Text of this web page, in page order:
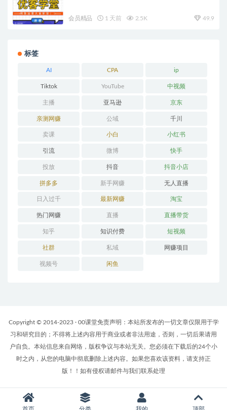
会员精品 1 天前 2.5K 49.9
标签
AI CPA ip
Tiktok YouTube 中视频
主播 亚马逊 京东
亲测网赚 公域 千川
卖课 小白 小红书
引流 微博 快手
投放 抖音 抖音小店
拼多多 新手网赚 无人直播
日入过千 最新网赚 淘宝
热门网赚 直播 直播带货
知乎 知识付费 短视频
社群 私域 网赚项目
视频号 闲鱼
Copyright © 2014-2023 · 00课堂免责声明：本站所发布的一切文章仅限用于学
习和研究目的；不得将上述内容用于商业或者非法用途，否则，一切后果请用
户自负。本站信息来自网络，版权争议与本站无关。您必须在下载后的24个小
时之内，从您的电脑中彻底删除上述内容。如果您喜欢该资料，请支持正
版！！如有侵权请邮件与我们联系处理